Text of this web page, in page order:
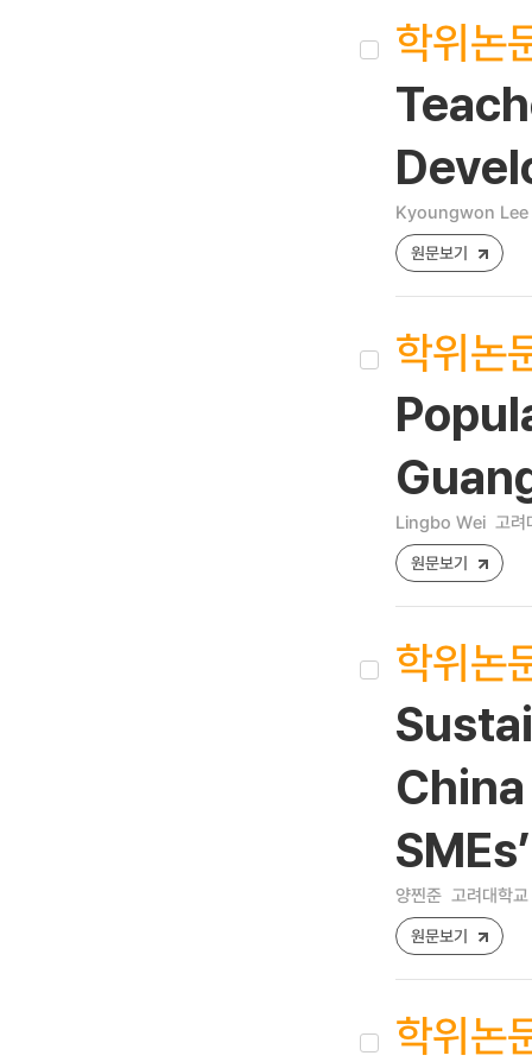
학위논
Kyoungwon Lee
원문보기
학위논
Lingbo Wei 고려
원문보기
학위논
양찐준 고려대학
원문보기
학위논